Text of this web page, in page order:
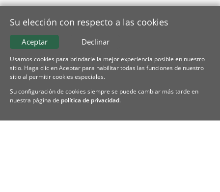
Su elección con respecto a las cookies
Declinar
Aceptar
Usamos cookies para brindarle la mejor experiencia posible en nuestro
sitio. Haga clic en Aceptar para habilitar todas las funciones de nuestro
sitio al permitir cookies especiales.
Su configuración de cookies siempre se puede cambiar más tarde en
nuestra página de política de privacidad.